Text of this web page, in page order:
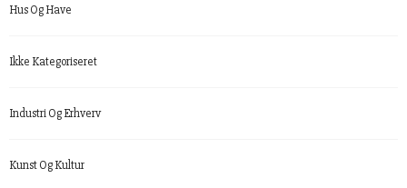
Hus Og Have
Ikke Kategoriseret
Industri Og Erhverv
Kunst Og Kultur